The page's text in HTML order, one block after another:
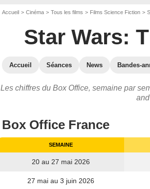
Accueil Cinéma Tous les films Films Science Fiction
Star Wars:
Accueil Séances News Bandes-
Les chiffres du Box Office, semaine par
Box Office France
SEMAINE
20 au 27 mai 2026
27 mai au 3 juin 2026